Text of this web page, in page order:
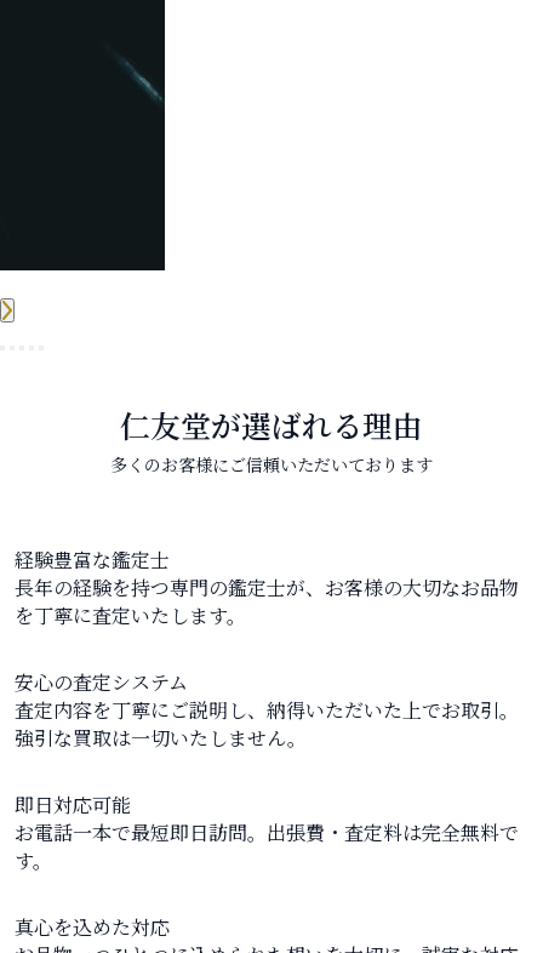
仁友堂が選ばれる理由
多くのお客様にご信頼いただいております
経験豊富な鑑定士
長年の経験を持つ専門の鑑定士が、お客様の大切なお品物
を丁寧に査定いたします。
安心の査定システム
査定内容を丁寧にご説明し、納得いただいた上でお取引。
強引な買取は一切いたしません。
即日対応可能
お電話一本で最短即日訪問。出張費・査定料は完全無料で
す。
真心を込めた対応